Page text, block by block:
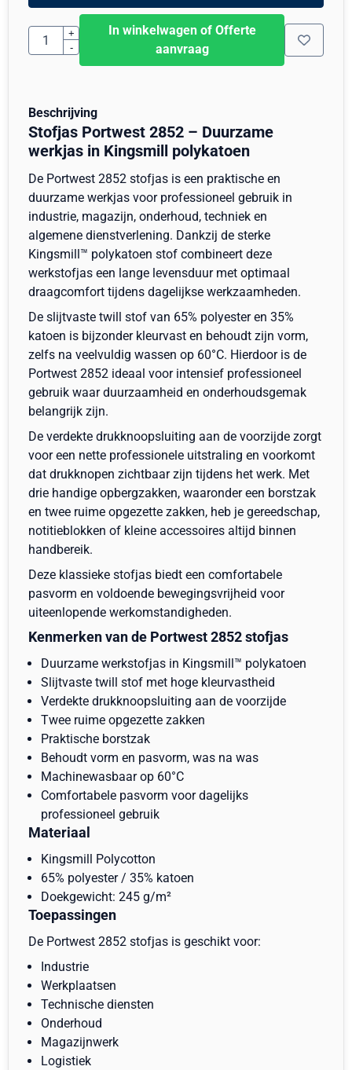
Aantal
+
-
In winkelwagen of Offerte
aanvraag
Beschrijving
Stofjas Portwest 2852 – Duurzame
werkjas in Kingsmill polykatoen
De Portwest 2852 stofjas is een praktische en
duurzame werkjas voor professioneel gebruik in
industrie, magazijn, onderhoud, techniek en
algemene dienstverlening. Dankzij de sterke
Kingsmill™ polykatoen stof combineert deze
werkstofjas een lange levensduur met optimaal
draagcomfort tijdens dagelijkse werkzaamheden.
De slijtvaste twill stof van 65% polyester en 35%
katoen is bijzonder kleurvast en behoudt zijn vorm,
zelfs na veelvuldig wassen op 60°C. Hierdoor is de
Portwest 2852 ideaal voor intensief professioneel
gebruik waar duurzaamheid en onderhoudsgemak
belangrijk zijn.
De verdekte drukknoopsluiting aan de voorzijde zorgt
voor een nette professionele uitstraling en voorkomt
dat drukknopen zichtbaar zijn tijdens het werk. Met
drie handige opbergzakken, waaronder een borstzak
en twee ruime opgezette zakken, heb je gereedschap,
notitieblokken of kleine accessoires altijd binnen
handbereik.
Deze klassieke stofjas biedt een comfortabele
pasvorm en voldoende bewegingsvrijheid voor
uiteenlopende werkomstandigheden.
Kenmerken van de Portwest 2852 stofjas
Duurzame werkstofjas in Kingsmill™ polykatoen
Slijtvaste twill stof met hoge kleurvastheid
Verdekte drukknoopsluiting aan de voorzijde
Twee ruime opgezette zakken
Praktische borstzak
Behoudt vorm en pasvorm, was na was
Machinewasbaar op 60°C
Comfortabele pasvorm voor dagelijks
professioneel gebruik
Materiaal
Kingsmill Polycotton
65% polyester / 35% katoen
Doekgewicht: 245 g/m²
Toepassingen
De Portwest 2852 stofjas is geschikt voor:
Industrie
Werkplaatsen
Technische diensten
Onderhoud
Magazijnwerk
Logistiek